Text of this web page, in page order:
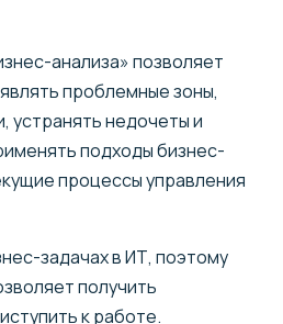
анализа» позволяет
проблемные зоны,
устранять недочеты и
подходы бизнес-
процессы управления
задачах в ИТ, поэтому
получить
к работе.